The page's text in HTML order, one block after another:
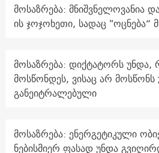
მოსაზრება: მნიშვნელოვანია
ის ჯოჯოხეთი, სადაც "ოცნება“
მოსაზრება: დიქტატორს უნდა,
მოსწონდეს, ვისაც არ მოსწონს
განეიტრალებული
მოსაზრება: ენერგეტიკული
ნებისმიერ ფასად უნდა